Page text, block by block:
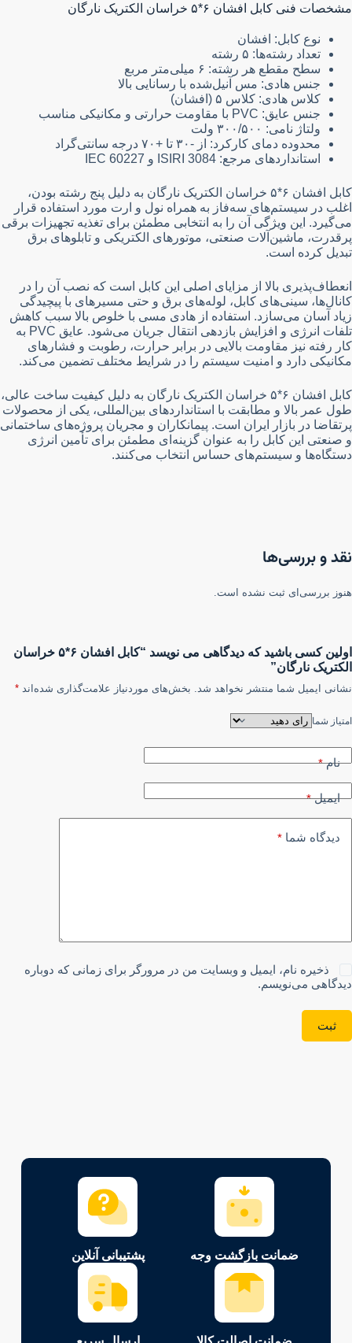
مشخصات فنی کابل افشان ۶*۵ خراسان الکتریک نارگان
نوع کابل: افشان
تعداد رشته‌ها: ۵ رشته
سطح مقطع هر رشته: ۶ میلی‌متر مربع
جنس هادی: مس آنیل‌شده با رسانایی بالا
کلاس هادی: کلاس ۵ (افشان)
جنس عایق: PVC با مقاومت حرارتی و مکانیکی مناسب
ولتاژ نامی: ۳۰۰/۵۰۰ ولت
محدوده دمای کارکرد: از -۳۰ تا +۷۰ درجه سانتی‌گراد
استانداردهای مرجع: ISIRI 3084 و IEC 60227
کابل افشان ۶*۵ خراسان الکتریک نارگان به دلیل پنج رشته بودن،
اغلب در سیستم‌های سه‌فاز به همراه نول و ارت مورد استفاده قرار
می‌گیرد. این ویژگی آن را به انتخابی مطمئن برای تغذیه تجهیزات برقی
پرقدرت، ماشین‌آلات صنعتی، موتورهای الکتریکی و تابلوهای برق
تبدیل کرده است.
انعطاف‌پذیری بالا از مزایای اصلی این کابل است که نصب آن را در
کانال‌ها، سینی‌های کابل، لوله‌های برق و حتی مسیرهای با پیچیدگی
زیاد آسان می‌سازد. استفاده از هادی مسی با خلوص بالا سبب کاهش
تلفات انرژی و افزایش بازدهی انتقال جریان می‌شود. عایق PVC به
کار رفته نیز مقاومت بالایی در برابر حرارت، رطوبت و فشارهای
مکانیکی دارد و امنیت سیستم را در شرایط مختلف تضمین می‌کند.
کابل افشان ۶*۵ خراسان الکتریک نارگان به دلیل کیفیت ساخت عالی،
طول عمر بالا و مطابقت با استانداردهای بین‌المللی، یکی از محصولات
پرتقاضا در بازار ایران است. پیمانکاران و مجریان پروژه‌های ساختمانی
و صنعتی این کابل را به عنوان گزینه‌ای مطمئن برای تأمین انرژی
دستگاه‌ها و سیستم‌های حساس انتخاب می‌کنند.
نقد و بررسی‌ها
هنوز بررسی‌ای ثبت نشده است.
اولین کسی باشید که دیدگاهی می نویسد “کابل افشان ۶*۵ خراسان
الکتریک نارگان”
نشانی ایمیل شما منتشر نخواهد شد. بخش‌های موردنیاز علامت‌گذاری شده‌اند *
امتیاز شما
نام*
ایمیل*
دیدگاه شما *
ذخیره نام، ایمیل و وبسایت من در مرورگر برای زمانی که دوباره
دیدگاهی می‌نویسم.
ثبت
ضمانت بازگشت وجه پشتیبانی آنلاین